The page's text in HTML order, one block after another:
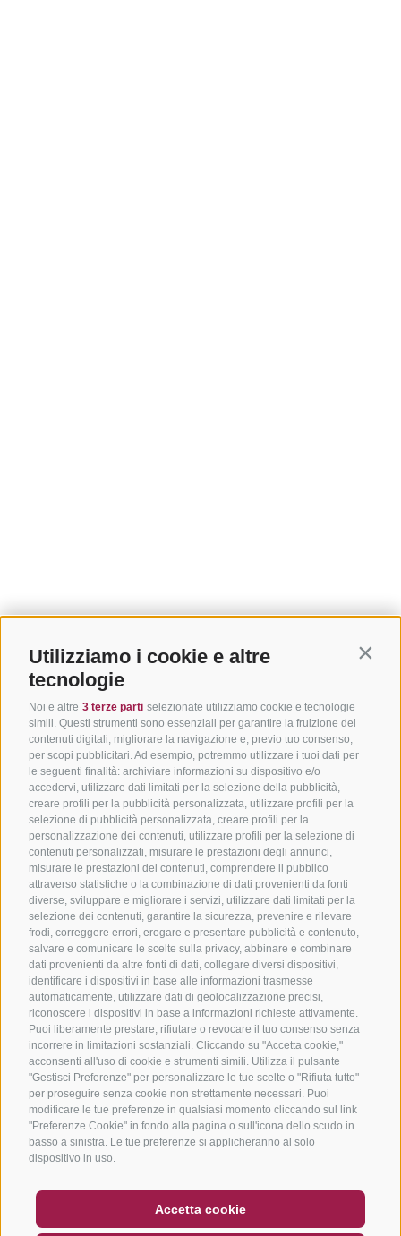
Utilizziamo i cookie e altre
tecnologie
Noi e altre 3 terze parti selezionate utilizziamo cookie e tecnologie
simili. Questi strumenti sono essenziali per garantire la fruizione dei
contenuti digitali, migliorare la navigazione e, previo tuo consenso,
per scopi pubblicitari. Ad esempio, potremmo utilizzare i tuoi dati per
le seguenti finalità: archiviare informazioni su dispositivo e/o
accedervi, utilizzare dati limitati per la selezione della pubblicità,
creare profili per la pubblicità personalizzata, utilizzare profili per la
selezione di pubblicità personalizzata, creare profili per la
personalizzazione dei contenuti, utilizzare profili per la selezione di
contenuti personalizzati, misurare le prestazioni degli annunci,
misurare le prestazioni dei contenuti, comprendere il pubblico
attraverso statistiche o la combinazione di dati provenienti da fonti
diverse, sviluppare e migliorare i servizi, utilizzare dati limitati per la
selezione dei contenuti, garantire la sicurezza, prevenire e rilevare
frodi, correggere errori, erogare e presentare pubblicità e contenuto,
salvare e comunicare le scelte sulla privacy, abbinare e combinare
dati provenienti da altre fonti di dati, collegare diversi dispositivi,
identificare i dispositivi in base alle informazioni trasmesse
automaticamente, utilizzare dati di geolocalizzazione precisi,
riconoscere i dispositivi in base a informazioni richieste attivamente.
Puoi liberamente prestare, rifiutare o revocare il tuo consenso senza
incorrere in limitazioni sostanziali. Cliccando su "Accetta cookie,"
acconsenti all'uso di cookie e strumenti simili. Utilizza il pulsante
"Gestisci Preferenze" per personalizzare le tue scelte o "Rifiuta tutto"
per proseguire senza cookie non strettamente necessari. Puoi
modificare le tue preferenze in qualsiasi momento cliccando sul link
"Preferenze Cookie" in fondo alla pagina o sull'icona dello scudo in
basso a sinistra. Le tue preferenze si applicheranno al solo
dispositivo in uso.
Accetta cookie
NEWSLETTER
SOCIAL WALL METEO